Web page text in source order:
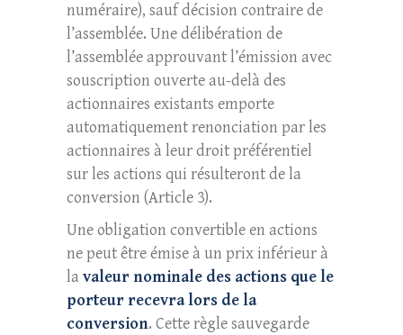
numéraire), sauf décision contraire de
l’assemblée. Une délibération de
l’assemblée approuvant l’émission avec
souscription ouverte au-delà des
actionnaires existants emporte
automatiquement renonciation par les
actionnaires à leur droit préférentiel
sur les actions qui résulteront de la
conversion (Article 3).
Une obligation convertible en actions
ne peut être émise à un prix inférieur à
la valeur nominale des actions que le
porteur recevra lors de la
conversion. Cette règle sauvegarde